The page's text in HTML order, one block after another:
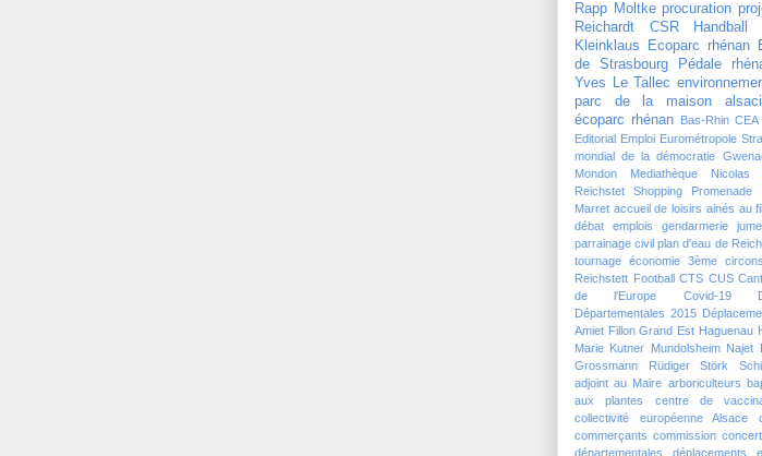
Rapp Moltke procuration
Reichardt
CSR Handball
Kleinklaus
Ecoparc rhénan
de Strasbourg
Pédale
Yves Le Tallec
parc de la maison
écoparc rhénan
Bas-Rhin CEA
Editorial
Emploi Eurométropole
mondial de la démocratie
Mondon
Mediathèque
Nicolas
Reichstet
Shopping
Marret accueil de loisirs ainés au
débat
emplois gendarmerie
parrainage civil plan d'eau de
tournage économie 3ème
Reichstett Football
CTS CUS
de l'Europe
Covid-19
Départementales 2015
Amiet Fillon Grand Est Haguenau
Marie Kutner Mundolsheim Najet
Grossmann
Rüdiger Störk
adjoint au Maire arboriculteurs
aux plantes
centre de
collectivité européenne Alsace
commerçants commission concert
départementales
déplacements